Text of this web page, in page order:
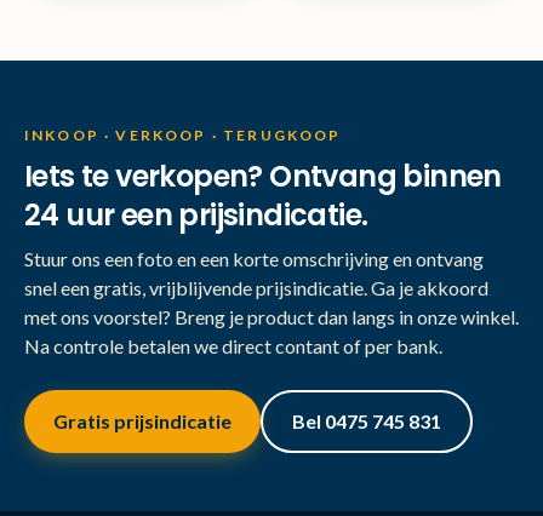
INKOOP · VERKOOP · TERUGKOOP
Iets te verkopen? Ontvang binnen
24 uur een prijsindicatie.
Stuur ons een foto en een korte omschrijving en ontvang
snel een gratis, vrijblijvende prijsindicatie. Ga je akkoord
met ons voorstel? Breng je product dan langs in onze winkel.
Na controle betalen we direct contant of per bank.
Gratis prijsindicatie Bel 0475 745 831